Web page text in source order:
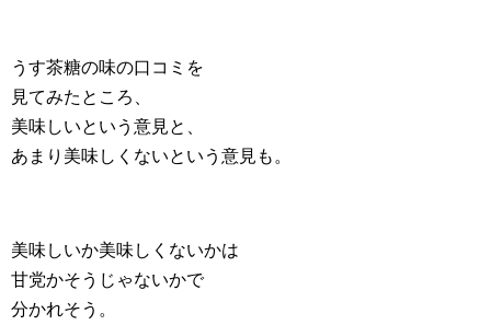
うす茶糖の味の口コミを
見てみたところ、
美味しいという意見と、
あまり美味しくないという意見も。
美味しいか美味しくないかは
甘党かそうじゃないかで
分かれそう。